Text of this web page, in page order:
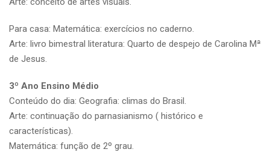
Para casa: Matemática: exercícios no caderno.
Arte: livro bimestral literatura: Quarto de despejo de Carolina Mª
de Jesus.
3º Ano Ensino Médio
Conteúdo do dia: Geografia: climas do Brasil.
Arte: continuação do parnasianismo ( histórico e
características).
Matemática: função de 2º grau.